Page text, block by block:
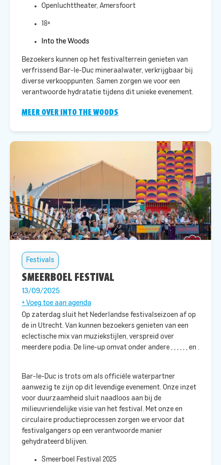
Openluchttheater, Amersfoort
18+
Into the Woods
Bezoekers kunnen op het festivalterrein genieten van
verfrissend Bar-le-Duc mineraalwater, verkrijgbaar bij
diverse verkooppunten. Samen zorgen we voor een
verantwoorde hydratatie tijdens dit unieke evenement.​
MEER OVER INTO THE WOODS
Festivals
SMEERBOEL FESTIVAL
13/09/2025
+ Voeg toe aan agenda
Op zaterdag sluit het Nederlandse festivalseizoen af op
de in Utrecht. Van kunnen bezoekers genieten van een
eclectische mix van muziekstijlen, verspreid over
meerdere podia. De line-up omvat onder andere , , , , , , en .
Bar-le-Duc is trots om als officiële waterpartner
aanwezig te zijn op dit levendige evenement. Onze inzet
voor duurzaamheid sluit naadloos aan bij de
milieuvriendelijke visie van het festival. Met onze en
circulaire productieprocessen zorgen we ervoor dat
festivalgangers op een verantwoorde manier
gehydrateerd blijven.​
Smeerboel Festival 2025